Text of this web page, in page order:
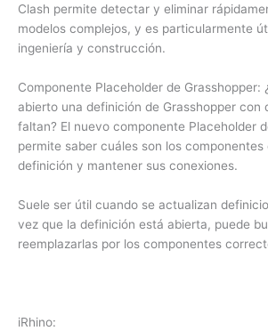
Clash permite detectar y eliminar
modelos complejos, y es particularmente
ingeniería y construcción.
Componente Placeholder de Grasshopper:
abierto una definición de Grasshopper con
faltan? El nuevo componente Placeholder
permite saber cuáles son los componentes
definición y mantener sus conexiones.
Suele ser útil cuando se actualizan
vez que la definición está abierta, puede
reemplazarlas por los componentes
iRhino: